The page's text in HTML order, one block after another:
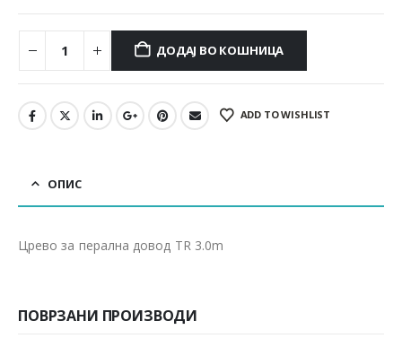
ДОДАЈ ВО КОШНИЦА
ADD TO WISHLIST
ОПИС
Црево за перална довод TR 3.0m
ПОВРЗАНИ ПРОИЗВОДИ